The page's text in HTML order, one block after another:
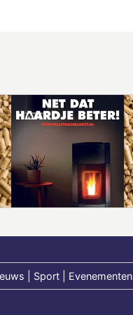
| Sport | Evenementen